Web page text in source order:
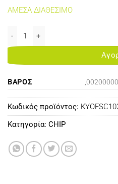
ΑΜΕΣΑ ΔΙΑΘΕΣΙΜΟ
KYOSERA FSC1020MFP CHIP
ΒΆΡΟΣ
Κωδικός προϊόντος:
Κατηγορία: CHIP